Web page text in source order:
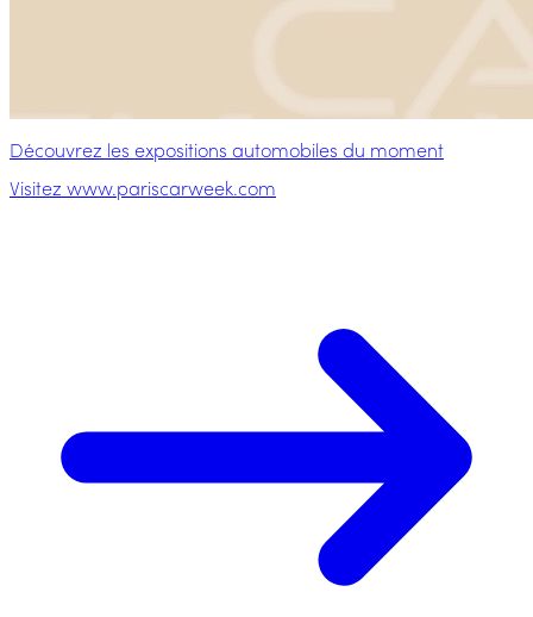
Découvrez les expositions automobiles du moment
Visitez www.pariscarweek.com